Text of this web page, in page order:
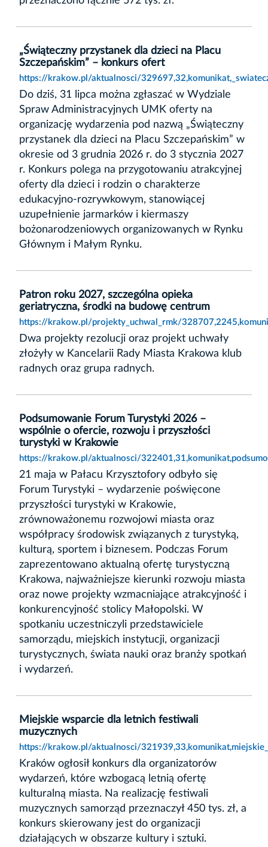
„Świąteczny przystanek dla dzieci na Placu
Szczepańskim” – konkurs ofert
https://krakow.pl/aktualnosci/
Do dziś, 31 lipca można zgłaszać w Wydziale
Spraw Administracyjnych UMK oferty na
organizację wydarzenia pod nazwą „Świąteczny
przystanek dla dzieci na Placu Szczepańskim” w
okresie od 3 grudnia 2026 r. do 3 stycznia 2027
r. Konkurs polega na przygotowaniu atrakcyjnej
oferty dla dzieci i rodzin o charakterze
edukacyjno-rozrywkowym, stanowiącej
uzupełnienie jarmarków i kiermaszy
bożonarodzeniowych organizowanych w Rynku
Głównym i Małym Rynku.
Patron roku 2027, szczególna opieka
geriatryczna, środki na budowę centrum
https://krakow.pl/projekty_uchwal_rmk/
Dwa projekty rezolucji oraz projekt uchwały
złożyły w Kancelarii Rady Miasta Krakowa klub
radnych oraz grupa radnych.
Podsumowanie Forum Turystyki 2026 –
wspólnie o ofercie, rozwoju i przyszłości
turystyki w Krakowie
https://krakow.pl/aktualnosci/
21 maja w Pałacu Krzysztofory odbyło się
Forum Turystyki – wydarzenie poświęcone
przyszłości turystyki w Krakowie,
zrównoważonemu rozwojowi miasta oraz
współpracy środowisk związanych z turystyką,
kulturą, sportem i biznesem. Podczas Forum
zaprezentowano aktualną ofertę turystyczną
Krakowa, najważniejsze kierunki rozwoju miasta
oraz nowe projekty wzmacniające atrakcyjność i
konkurencyjność stolicy Małopolski. W
spotkaniu uczestniczyli przedstawiciele
samorządu, miejskich instytucji, organizacji
turystycznych, świata nauki oraz branży spotkań
i wydarzeń.
Miejskie wsparcie dla letnich festiwali
muzycznych
https://krakow.pl/aktualnosci/
Kraków ogłosił konkurs dla organizatorów
wydarzeń, które wzbogacą letnią ofertę
kulturalną miasta. Na realizację festiwali
muzycznych samorząd przeznaczył 450 tys. zł, a
konkurs skierowany jest do organizacji
działających w obszarze kultury i sztuki.